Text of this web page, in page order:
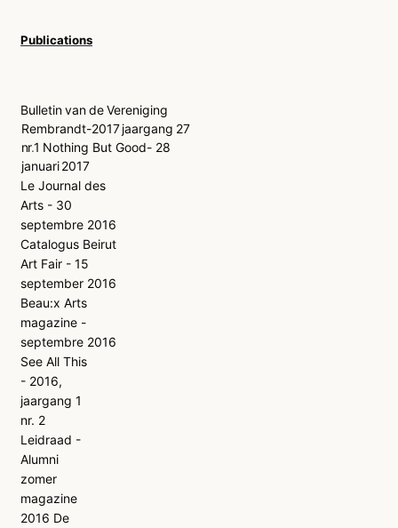
Publications
BulletinvandeVereniging
Rembrandt-2017 jaargang 27
nr.1 Nothing But Good- 28
januari 2017
Le Journal des
Arts - 30
septembre 2016
Catalogus Beirut
Art Fair - 15
september 2016
Beau:x Arts
magazine -
septembre 2016
See All This
- 2016,
jaargang 1
nr. 2
Leidraad -
Alumni
zomer
magazine
2016 De